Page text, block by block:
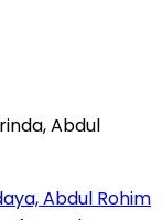
Abdul Rohim